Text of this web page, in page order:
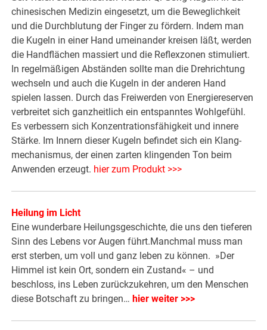
chinesischen Medizin eingesetzt, um die Beweglichkeit
und die Durchblutung der Finger zu fördern. Indem man
die Kugeln in einer Hand umeinander kreisen läßt, werden
die Handflächen massiert und die Reflexzonen stimuliert.
In regelmäßigen Abständen sollte man die Drehrichtung
wechseln und auch die Kugeln in der anderen Hand
spielen lassen. Durch das Freiwerden von Energiereserven
verbreitet sich ganzheitlich ein entspanntes Wohlgefühl.
Es verbessern sich Konzentra­tionsfähigkeit und innere
Stärke. Im Innern dieser Kugeln befindet sich ein Klang­
mechanismus, der einen zarten klingenden Ton beim
Anwenden erzeugt. hier zum Produkt >>>
Heilung im Licht
Eine wunderbare Heilungsgeschichte, die uns den tieferen
Sinn des Lebens vor Augen führt.Manchmal muss man
erst sterben, um voll und ganz leben zu können. »Der
Himmel ist kein Ort, sondern ein Zustand« – und
beschloss, ins Leben zurückzukehren, um den Menschen
diese Botschaft zu bringen… hier weiter >>>